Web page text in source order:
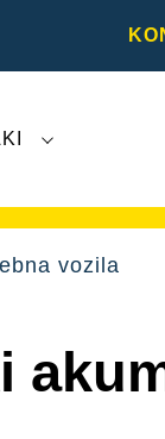
vozila